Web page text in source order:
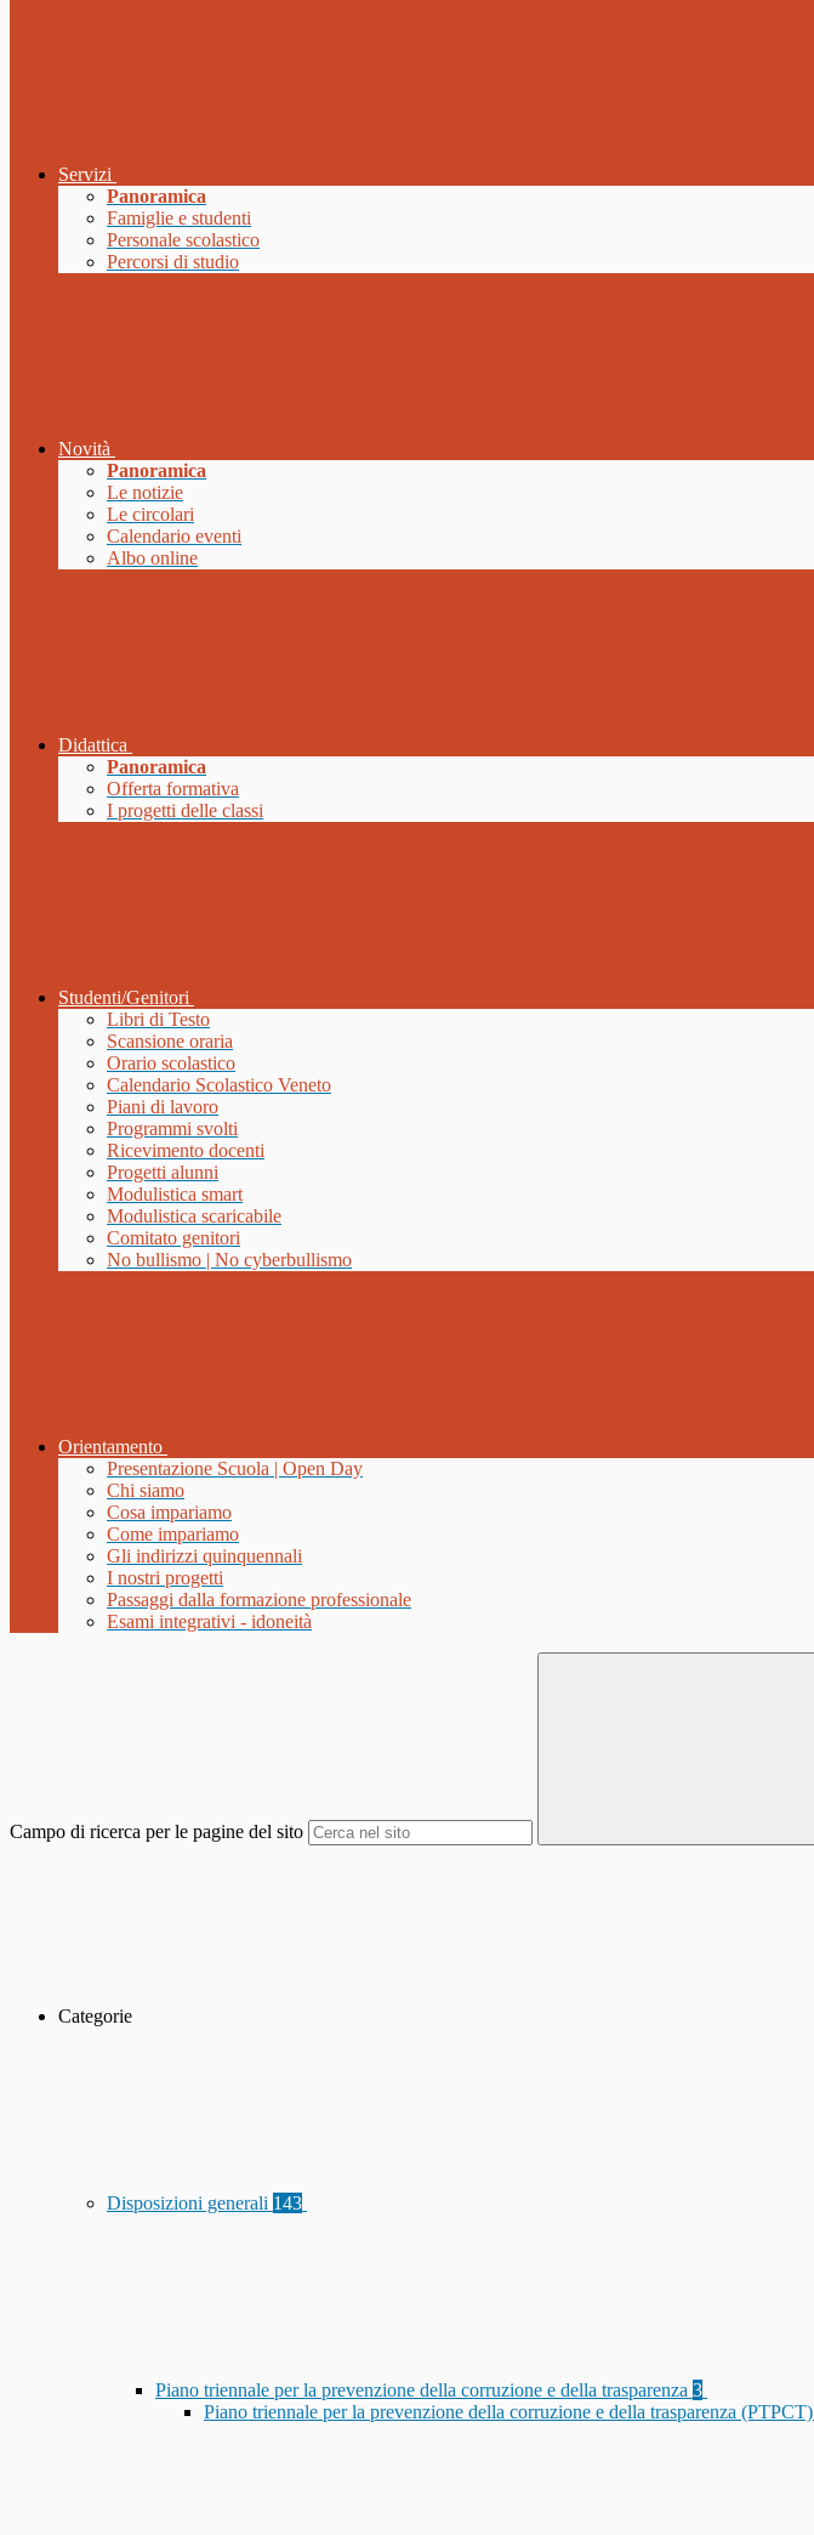
Servizi
Panoramica
Famiglie e studenti
Personale scolastico
Percorsi di studio
Novità
Panoramica
Le notizie
Le circolari
Calendario eventi
Albo online
Didattica
Panoramica
Offerta formativa
I progetti delle classi
Studenti/Genitori
Libri di Testo
Scansione oraria
Orario scolastico
Calendario Scolastico Veneto
Piani di lavoro
Programmi svolti
Ricevimento docenti
Progetti alunni
Modulistica smart
Modulistica scaricabile
Comitato genitori
No bullismo | No cyberbullismo
Orientamento
Presentazione Scuola | Open Day
Chi siamo
Cosa impariamo
Come impariamo
Gli indirizzi quinquennali
I nostri progetti
Passaggi dalla formazione professionale
Esami integrativi - idoneità
Campo di ricerca per le pagine del sito
Categorie
Disposizioni generali 143
Piano triennale per la prevenzione della corruzione e della trasparenza 3
Piano triennale per la prevenzione della corruzione e della trasparenza (PTPCT)